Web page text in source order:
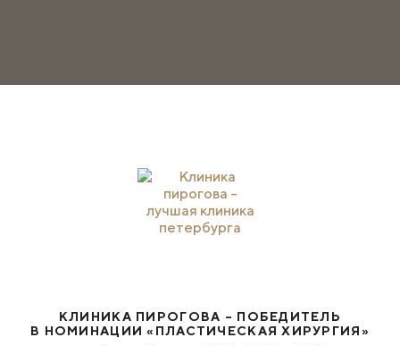
КЛИНИКА ПИРОГОВА – ПОБЕДИТЕЛЬ
В НОМИНАЦИИ «ПЛАСТИЧЕСКАЯ ХИРУРГИЯ»